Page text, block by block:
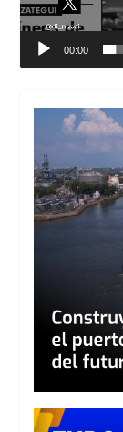
00:00